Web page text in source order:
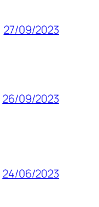
27/09/2023
26/09/2023
24/06/2023